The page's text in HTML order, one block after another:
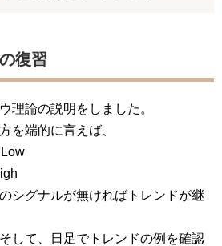
復習
理論の説明をしました。
を端的に言えば、
シグナルが無ければトレンドが継
して、日足でトレンドの例を確認